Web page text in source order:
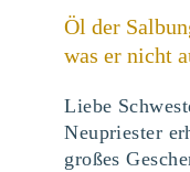
Öl der
was er nicht
Liebe
Neupriester
großes